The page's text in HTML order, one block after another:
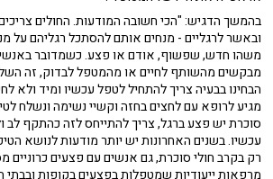
בהמשך הדגיש: "הכי חשובה המודעות. החולים
ובאשר לרגליים - מנחים אותם להסתכל רגליהם על
משהו חדש, שפשוף, אודם או פצע. כשמדובר
מבקשים מהשותף לחיים או מהמטפל לבדוק, זה
הבחינו בבעיה צריך להתחיל לטפל עכשיו ומיד ולא
מגיע לרופא עם לחצים בחזה וקשיי נשימה ונשלח
סוכרת יש פצע ברגל, צריך להתייחס לזה כהתקף לב
עכשיו. בשנים האחרונות יש יותר מודעות לנושא
רק בקרב חולי סוכרת, גם אנשים עם פצעים כרוניים
מרפאות ייעודיות שמטפלות בפצעים בקופות ובבתי